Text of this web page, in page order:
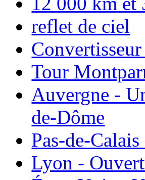
reflet de ciel
Tour
Auvergne -
de-Dôme
Pas-de-
Lyon -